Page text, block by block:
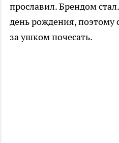
прославил. Брендом
день рождения, поэтому
за ушком почесать.